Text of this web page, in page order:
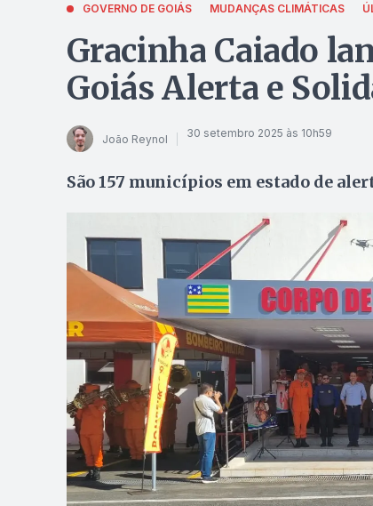
GOVERNO DE GOIÁS MUDANÇAS CLIMÁTICAS
Gracinha Caiado
Goiás Alerta e
João Reynol 30 setembro 2025 às 10h59
São 157 municípios em estado de